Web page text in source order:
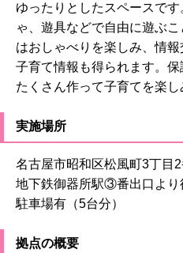
ゆったりとしたスペースで
ゃ、遊具などで自由に遊ぶ
はおしゃべりを楽しみ、情
子育て情報も得られます。
たくさん作って子育てを楽し
実施場所
名古屋市昭和区松風町3丁
地下鉄御器所駅③番出口より
駐車場有（5台分）
拠点の概要